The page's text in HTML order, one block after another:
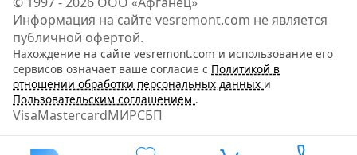
Электрика и свет 3
Устройства электропитания
Информация на сайте vesremont.com не является
публичной офертой.
Нахождение на сайте vesremont.com и использование его
сервисов означает ваше согласие с Политикой в
отношении обработки персональных данных и
Пользовательским соглашением .
VisaMastercardМИРСБП